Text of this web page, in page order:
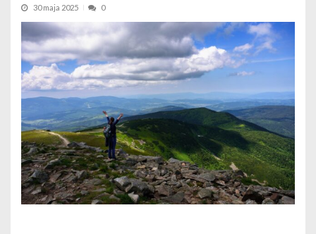
30 maja 2025 0